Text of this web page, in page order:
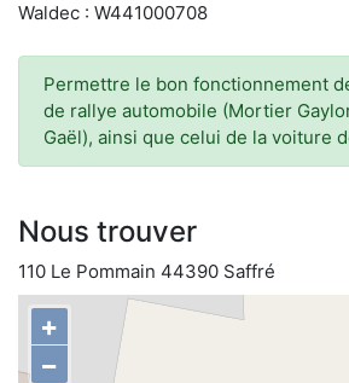
Waldec : W441000708
Permettre le bon fonctionnement
de rallye automobile (Mortier
Gaël), ainsi que celui de la voiture
Nous trouver
110 Le Pommain 44390 Saffré
+
−